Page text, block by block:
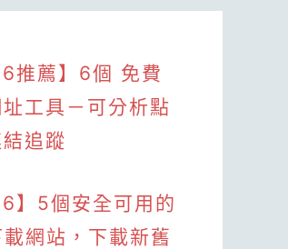
推薦】6個 免費
工具－可分析點
追蹤
】5個安全可用的
網站，下載新舊